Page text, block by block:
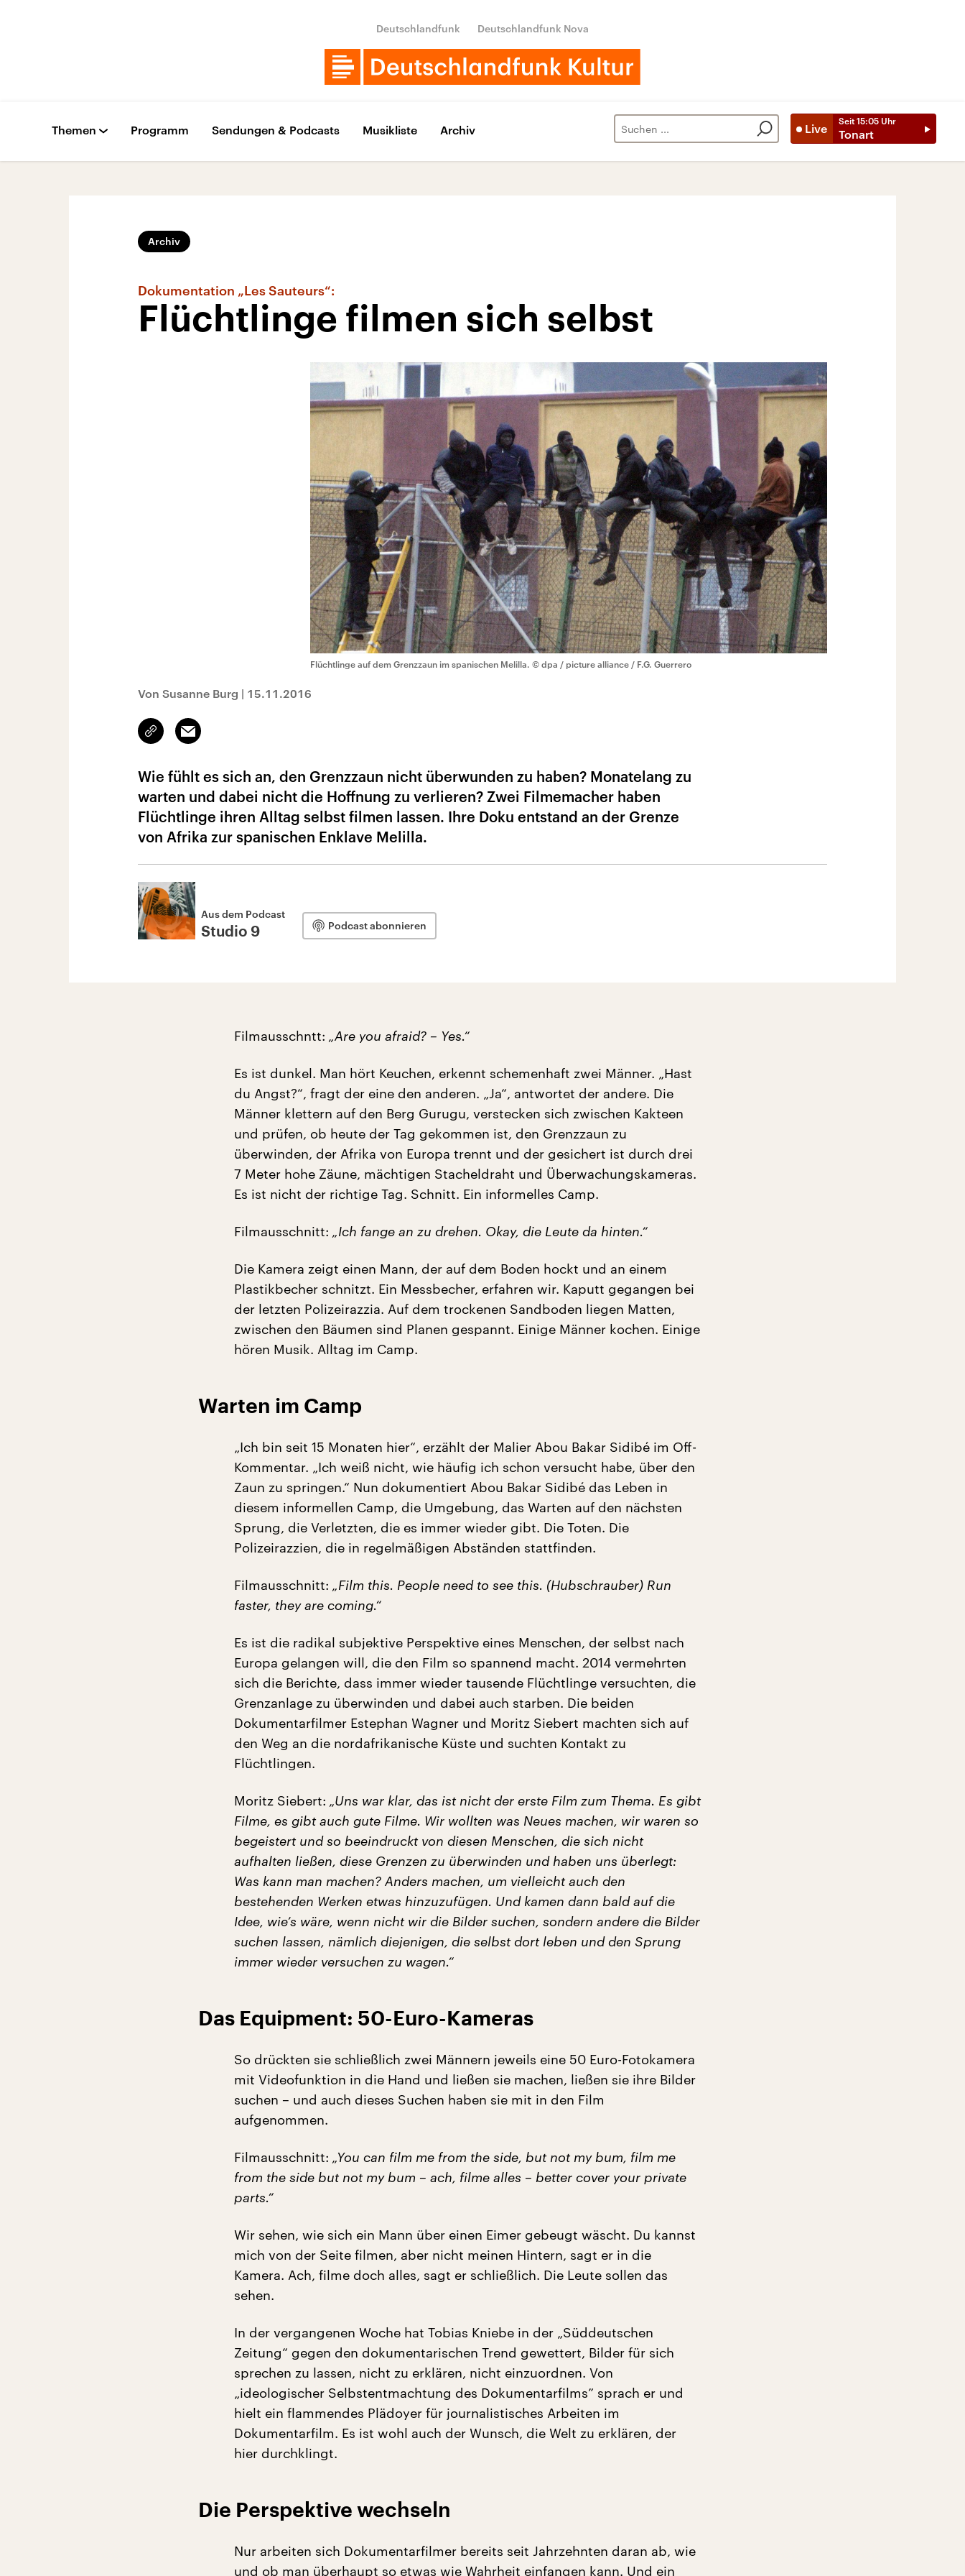
Deutschlandfunk Deutschlandfunk Nova
Live
Seit 15:05 Uhr
Tonart
Themen Programm Sendungen & Podcasts Musikliste Archiv
Archiv
Dokumentation „Les Sauteurs“:
Flüchtlinge filmen sich selbst
Flüchtlinge auf dem Grenzzaun im spanischen Melilla. © dpa / picture alliance / F.G. Guerrero
Von Susanne Burg | 15.11.2016
Link
kopieren/teilen
Email
Wie fühlt es sich an, den Grenzzaun nicht überwunden zu haben? Monatelang zu
warten und dabei nicht die Hoffnung zu verlieren? Zwei Filmemacher haben
Flüchtlinge ihren Alltag selbst filmen lassen. Ihre Doku entstand an der Grenze
von Afrika zur spanischen Enklave Melilla.
Aus dem Podcast
Studio 9 Podcast abonnieren
Filmausschntt: „Are you afraid? – Yes.“
Es ist dunkel. Man hört Keuchen, erkennt schemenhaft zwei Männer. „Hast
du Angst?“, fragt der eine den anderen. „Ja“, antwortet der andere. Die
Männer klettern auf den Berg Gurugu, verstecken sich zwischen Kakteen
und prüfen, ob heute der Tag gekommen ist, den Grenzzaun zu
überwinden, der Afrika von Europa trennt und der gesichert ist durch drei
7 Meter hohe Zäune, mächtigen Stacheldraht und Überwachungskameras.
Es ist nicht der richtige Tag. Schnitt. Ein informelles Camp.
Filmausschnitt: „Ich fange an zu drehen. Okay, die Leute da hinten.“
Die Kamera zeigt einen Mann, der auf dem Boden hockt und an einem
Plastikbecher schnitzt. Ein Messbecher, erfahren wir. Kaputt gegangen bei
der letzten Polizeirazzia. Auf dem trockenen Sandboden liegen Matten,
zwischen den Bäumen sind Planen gespannt. Einige Männer kochen. Einige
hören Musik. Alltag im Camp.
Warten im Camp
„Ich bin seit 15 Monaten hier“, erzählt der Malier Abou Bakar Sidibé im Off-
Kommentar. „Ich weiß nicht, wie häufig ich schon versucht habe, über den
Zaun zu springen.“ Nun dokumentiert Abou Bakar Sidibé das Leben in
diesem informellen Camp, die Umgebung, das Warten auf den nächsten
Sprung, die Verletzten, die es immer wieder gibt. Die Toten. Die
Polizeirazzien, die in regelmäßigen Abständen stattfinden.
Filmausschnitt: „Film this. People need to see this. (Hubschrauber) Run
faster, they are coming.“
Es ist die radikal subjektive Perspektive eines Menschen, der selbst nach
Europa gelangen will, die den Film so spannend macht. 2014 vermehrten
sich die Berichte, dass immer wieder tausende Flüchtlinge versuchten, die
Grenzanlage zu überwinden und dabei auch starben. Die beiden
Dokumentarfilmer Estephan Wagner und Moritz Siebert machten sich auf
den Weg an die nordafrikanische Küste und suchten Kontakt zu
Flüchtlingen.
Moritz Siebert: „Uns war klar, das ist nicht der erste Film zum Thema. Es gibt
Filme, es gibt auch gute Filme. Wir wollten was Neues machen, wir waren so
begeistert und so beeindruckt von diesen Menschen, die sich nicht
aufhalten ließen, diese Grenzen zu überwinden und haben uns überlegt:
Was kann man machen? Anders machen, um vielleicht auch den
bestehenden Werken etwas hinzuzufügen. Und kamen dann bald auf die
Idee, wie’s wäre, wenn nicht wir die Bilder suchen, sondern andere die Bilder
suchen lassen, nämlich diejenigen, die selbst dort leben und den Sprung
immer wieder versuchen zu wagen.“
Das Equipment: 50-Euro-Kameras
So drückten sie schließlich zwei Männern jeweils eine 50 Euro-Fotokamera
mit Videofunktion in die Hand und ließen sie machen, ließen sie ihre Bilder
suchen – und auch dieses Suchen haben sie mit in den Film
aufgenommen.
Filmausschnitt: „You can film me from the side, but not my bum, film me
from the side but not my bum – ach, filme alles – better cover your private
parts.“
Wir sehen, wie sich ein Mann über einen Eimer gebeugt wäscht. Du kannst
mich von der Seite filmen, aber nicht meinen Hintern, sagt er in die
Kamera. Ach, filme doch alles, sagt er schließlich. Die Leute sollen das
sehen.
In der vergangenen Woche hat Tobias Kniebe in der „Süddeutschen
Zeitung“ gegen den dokumentarischen Trend gewettert, Bilder für sich
sprechen zu lassen, nicht zu erklären, nicht einzuordnen. Von
„ideologischer Selbstentmachtung des Dokumentarfilms” sprach er und
hielt ein flammendes Plädoyer für journalistisches Arbeiten im
Dokumentarfilm. Es ist wohl auch der Wunsch, die Welt zu erklären, der
hier durchklingt.
Die Perspektive wechseln
Nur arbeiten sich Dokumentarfilmer bereits seit Jahrzehnten daran ab, wie
und ob man überhaupt so etwas wie Wahrheit einfangen kann. Und ein